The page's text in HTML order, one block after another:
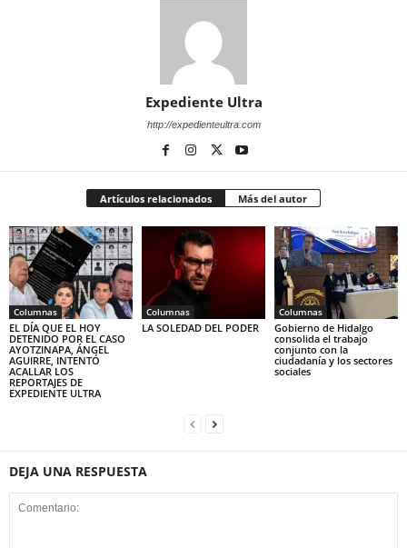
Expediente Ultra
http://expedienteultra.com
Artículos relacionados Más del autor
Columnas
EL DÍA QUE EL HOY
DETENIDO POR EL CASO
AYOTZINAPA, ÁNGEL
AGUIRRE, INTENTÓ
ACALLAR LOS
REPORTAJES DE
EXPEDIENTE ULTRA
Columnas
LA SOLEDAD DEL PODER
Columnas
Gobierno de Hidalgo
consolida el trabajo
conjunto con la
ciudadanía y los sectores
sociales
DEJA UNA RESPUESTA